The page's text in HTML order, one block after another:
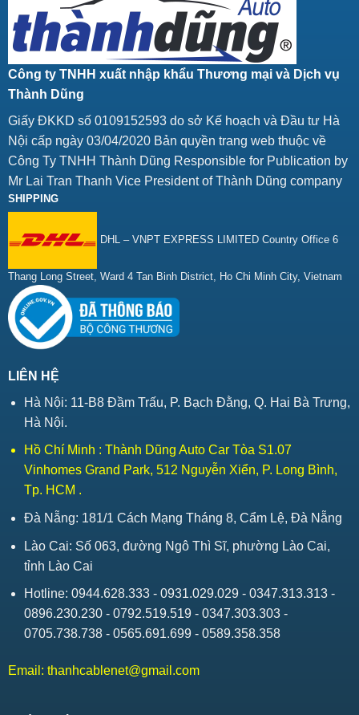
Công ty TNHH xuất nhập khẩu Thương mại và Dịch vụ
Thành Dũng
Giấy ĐKKD số 0109152593 do sở Kế hoạch và Đầu tư Hà
Nội cấp ngày 03/04/2020 Bản quyền trang web thuộc về
Công Ty TNHH Thành Dũng Responsible for Publication by
Mr Lai Tran Thanh Vice President of Thành Dũng company
SHIPPING
DHL – VNPT EXPRESS LIMITED Country Office 6
Thang Long Street, Ward 4 Tan Binh District, Ho Chi Minh City, Vietnam
LIÊN HỆ
Hà Nội: 11-B8 Đầm Trấu, P. Bạch Đằng, Q. Hai Bà Trưng,
Hà Nội.
Hồ Chí Minh : Thành Dũng Auto Car Tòa S1.07
Vinhomes Grand Park, 512 Nguyễn Xiển, P. Long Bình,
Tp. HCM .
Đà Nẵng: 181/1 Cách Mạng Tháng 8, Cẩm Lệ, Đà Nẵng
Lào Cai: Số 063, đường Ngô Thì Sĩ, phường Lào Cai,
tỉnh Lào Cai
Hotline: 0944.628.333 - 0931.029.029 - 0347.313.313 -
0896.230.230 - 0792.519.519 - 0347.303.303 -
0705.738.738 - 0565.691.699 - 0589.358.358
Email: thanhcablenet@gmail.com